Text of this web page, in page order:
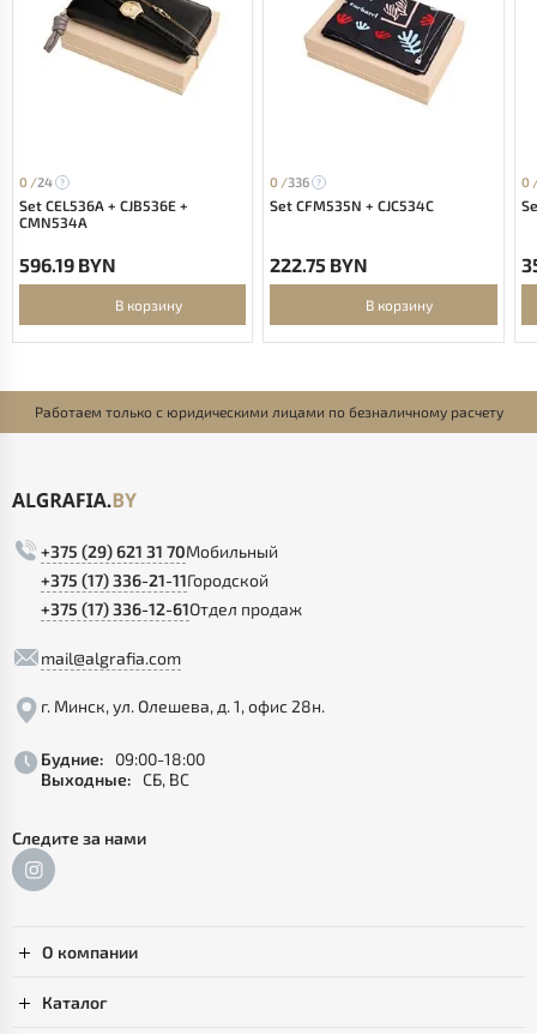
0 /24
Set CEL536A + CJB536E +
CMN534A
596.19 BYN
В корзину
0 /336
Set CFM535N + CJC534C
222.75 BYN
В корзину
0
Работаем только с юридическими лицами по безналичному расчету
+375 (29) 621 31 70Мобильный
+375 (17) 336-21-11Городской
+375 (17) 336-12-61Отдел продаж
mail@algrafia.com
г. Минск, ул. Олешева, д. 1, офис 28н.
Будние:
09:00-18:00
Выходные: СБ, ВС
Следите за нами
О компании
Каталог